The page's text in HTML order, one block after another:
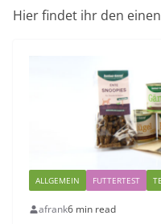
Hier findet ihr den
ALLGEMEIN FUTTERTEST
afrank6 min read